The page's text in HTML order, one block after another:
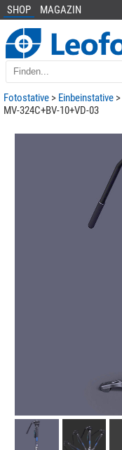
SHOP MAGAZIN
Fotostative > Einbeinstative >
MV-324C+BV-10+VD-03